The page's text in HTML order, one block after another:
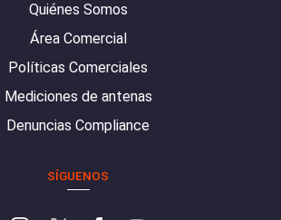
Quiénes Somos
Área Comercial
Políticas Comerciales
Mediciones de antenas
Denuncias Compliance
SÍGUENOS